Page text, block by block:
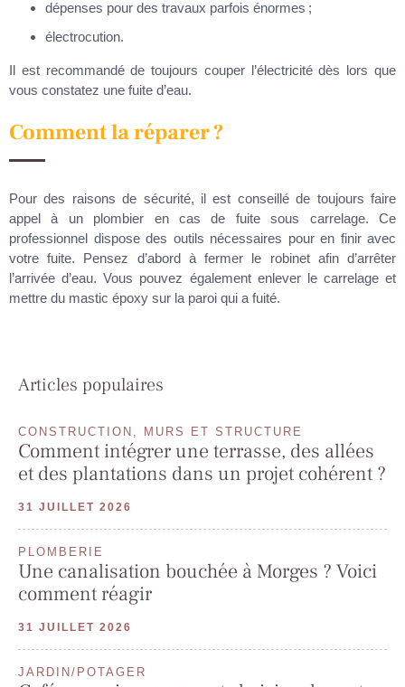
dépenses pour des travaux parfois énormes ;
électrocution.
Il est recommandé de toujours couper l’électricité dès lors que
vous constatez une fuite d’eau.
Comment la réparer ?
Pour des raisons de sécurité, il est conseillé de toujours faire
appel à un plombier en cas de fuite sous carrelage. Ce
professionnel dispose des outils nécessaires pour en finir avec
votre fuite. Pensez d’abord à fermer le robinet afin d’arrêter
l’arrivée d’eau. Vous pouvez également enlever le carrelage et
mettre du mastic époxy sur la paroi qui a fuité.
Articles populaires
CONSTRUCTION, MURS ET STRUCTURE
Comment intégrer une terrasse, des allées
et des plantations dans un projet cohérent ?
31 JUILLET 2026
PLOMBERIE
Une canalisation bouchée à Morges ? Voici
comment réagir
31 JUILLET 2026
JARDIN/POTAGER